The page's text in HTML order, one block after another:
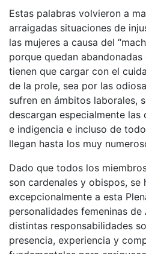
Estas palabras volvieron a
arraigadas situaciones de
las mujeres a causa del
porque quedan
tienen que cargar con el
de la prole, sea por las
sufren en ámbitos laborales,
descargan especialmente
e indigencia e incluso de
llegan hasta los muy
Dado que todos los
son cardenales y obispos, se
excepcionalmente a esta
personalidades femeninas
distintas responsabilidades
presencia, experiencia y